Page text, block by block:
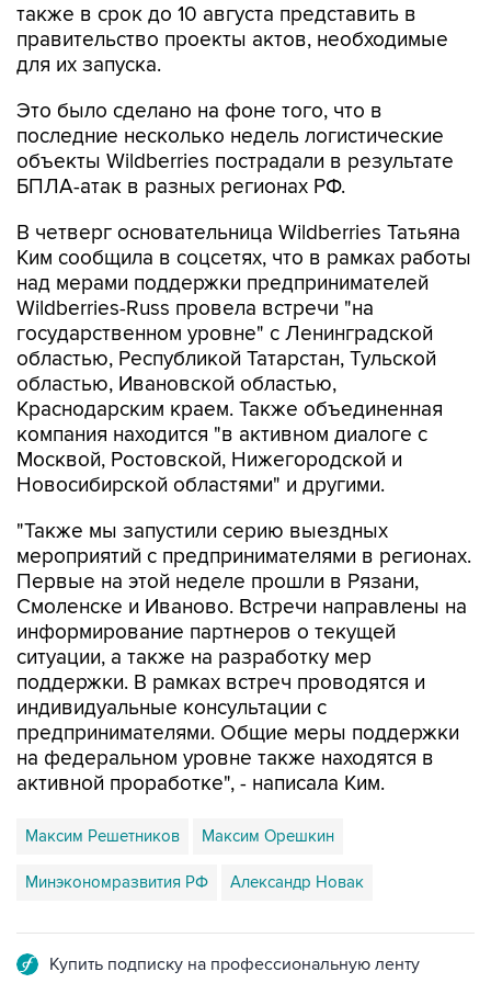
также в срок до 10 августа представить в
правительство проекты актов, необходимые
для их запуска.
Это было сделано на фоне того, что в
последние несколько недель логистические
объекты Wildberries пострадали в результате
БПЛА-атак в разных регионах РФ.
В четверг основательница Wildberries Татьяна
Ким сообщила в соцсетях, что в рамках работы
над мерами поддержки предпринимателей
Wildberries-Russ провела встречи "на
государственном уровне" с Ленинградской
областью, Республикой Татарстан, Тульской
областью, Ивановской областью,
Краснодарским краем. Также объединенная
компания находится "в активном диалоге с
Москвой, Ростовской, Нижегородской и
Новосибирской областями" и другими.
"Также мы запустили серию выездных
мероприятий с предпринимателями в регионах.
Первые на этой неделе прошли в Рязани,
Смоленске и Иваново. Встречи направлены на
информирование партнеров о текущей
ситуации, а также на разработку мер
поддержки. В рамках встреч проводятся и
индивидуальные консультации с
предпринимателями. Общие меры поддержки
на федеральном уровне также находятся в
активной проработке", - написала Ким.
Максим Решетников Максим Орешкин
Минэкономразвития РФ Александр Новак
Купить подписку на профессиональную ленту